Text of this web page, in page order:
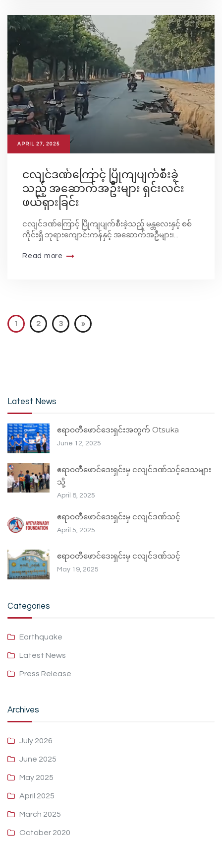
APRIL 27, 2025
ငလျင်ဒဏ်ကြောင့် ပြိုကျပျက်စီးခဲ့
သည့် အဆောက်အဦးများ ရှင်းလင်း
ဖယ်ရှားခြင်း
ငလျင်ဒဏ်ကြောင့် ပြိုကျပျက်စီးခဲ့သည့် မန္တလေးနှင့် စစ်
ကိုင်းရှိ ဘုရားကျောင်းကန်နှင့် အဆောက်အဦများ၊...
Read more
1 2 3 »
Latest News
ဧရာဝတီဖောင်ဒေးရှင်းအတွက် Otsuka
June 12, 2025
ဧရာဝတီဖောင်ဒေးရှင်းမှ ငလျင်ဒဏ်သင့်ဒေသများ
သို့
April 8, 2025
ဧရာဝတီဖောင်ဒေးရှင်းမှ ငလျင်ဒဏ်သင့်
April 5, 2025
ဧရာဝတီဖောင်ဒေးရှင်းမှ ငလျင်ဒဏ်သင့်
May 19, 2025
Categories
Earthquake
Latest News
Press Release
Archives
July 2026
June 2025
May 2025
April 2025
March 2025
October 2020